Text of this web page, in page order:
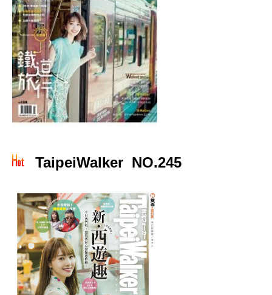
TaipeiWalker NO.245